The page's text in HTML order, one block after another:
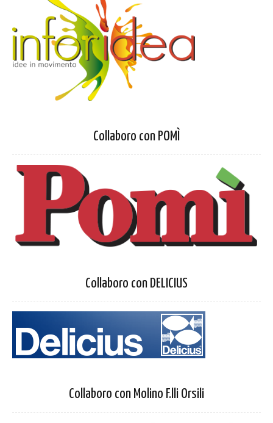
Collaboro con POMÌ
Collaboro con DELICIUS
Collaboro con Molino F.lli Orsili